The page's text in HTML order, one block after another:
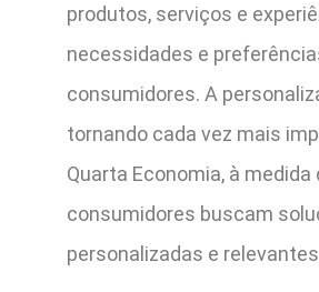
produtos, serviços e
necessidades e
consumidores. A
tornando cada vez mais
Quarta Economia, à medida
consumidores buscam
personalizadas e